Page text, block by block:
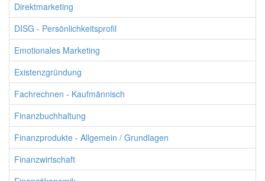
Direktmarketing
DISG - Persönlichkeitsprofil
Emotionales Marketing
Existenzgründung
Fachrechnen - Kaufmännisch
Finanzbuchhaltung
Finanzprodukte - Allgemein / Grundlagen
Finanzwirtschaft